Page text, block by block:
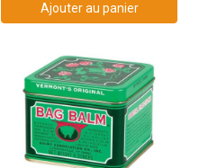
Ajouter au panier